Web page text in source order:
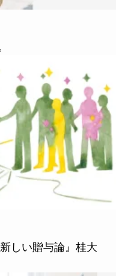
しい贈与論』桂大